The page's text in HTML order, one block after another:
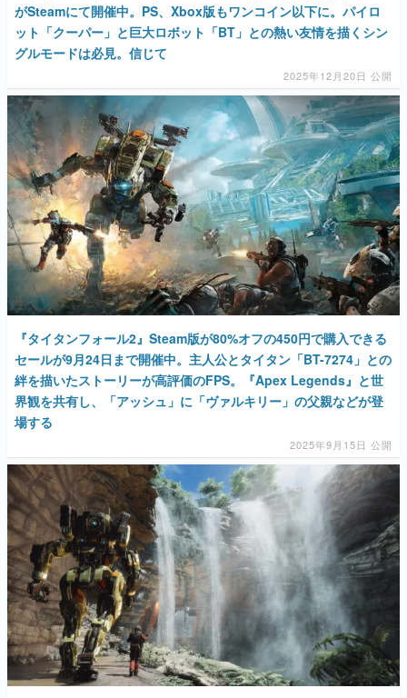
がSteamにて開催中。PS、Xbox版もワンコイン以下に。パイロ
ット「クーパー」と巨大ロボット「BT」との熱い友情を描くシン
グルモードは必見。信じて
2025年12月20日 公開
『タイタンフォール2』Steam版が80%オフの450円で購入できる
セールが9月24日まで開催中。主人公とタイタン「BT-7274」との
絆を描いたストーリーが高評価のFPS。『Apex Legends』と世
界観を共有し、「アッシュ」に「ヴァルキリー」の父親などが登
場する
2025年9月15日 公開